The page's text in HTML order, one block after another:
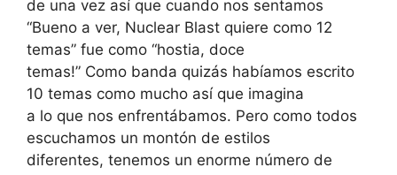
de una vez así que cuando nos sentamos
“Bueno a ver, Nuclear Blast quiere como 12
temas” fue como “hostia, doce
temas!” Como banda quizás habíamos escrito
10 temas como mucho así que imagina
a lo que nos enfrentábamos. Pero como todos
escuchamos un montón de estilos
diferentes, tenemos un enorme número de